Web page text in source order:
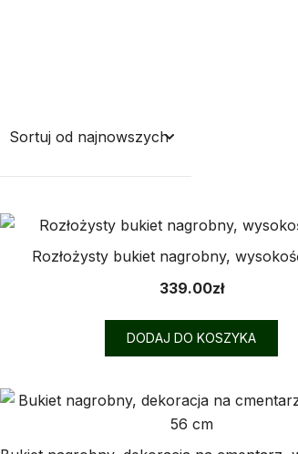
Rozłożysty bukiet nagrobny,
339.00zł
DODAJ DO KOSZYKA